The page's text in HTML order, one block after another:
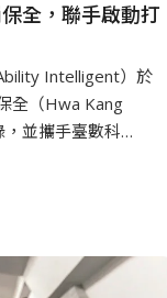
全，聯手啟動打
Intelligent）於
全（Hwa Kang
並攜手臺數科
理，推動整合式智